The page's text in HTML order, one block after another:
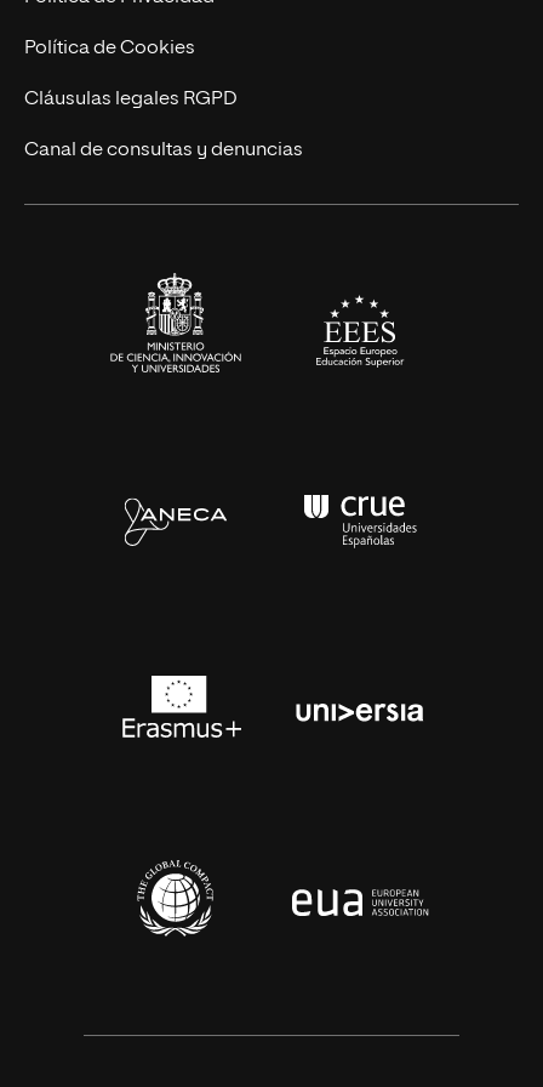
Ingeniería
Diseño
Ciencias de la Salud
Política de Cookies
Cláusulas legales RGPD
Canal de consultas y denuncias